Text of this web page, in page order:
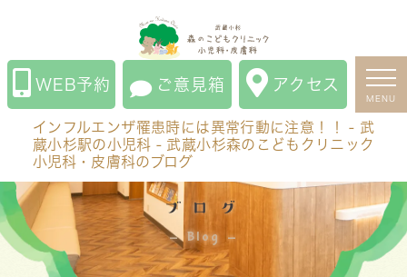
インフルエンザ罹患時には異常行動に注意！！ - 武蔵小
杉駅の小児科 - 武蔵小杉森のこどもクリニック小児科・
皮膚科のブログ
WEB予約 ご意見箱 アクセス
MENU
インフルエンザ罹患時には異常行動に注意！！ - 武
蔵小杉駅の小児科 - 武蔵小杉森のこどもクリニック
小児科・皮膚科のブログ
ブログ
Blog